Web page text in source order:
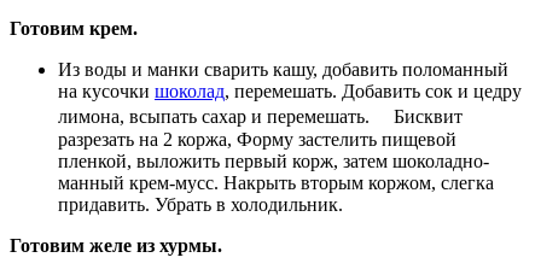
Готовим крем.
Из воды и манки сварить кашу, добавить поломанный
на кусочки шоколад, перемешать. Добавить сок и цедру
лимона, всыпать сахар и перемешать. Бисквит
разрезать на 2 коржа, Форму застелить пищевой
пленкой, выложить первый корж, затем шоколадно-
манный крем-мусс. Накрыть вторым коржом, слегка
придавить. Убрать в холодильник.
Готовим желе из хурмы.